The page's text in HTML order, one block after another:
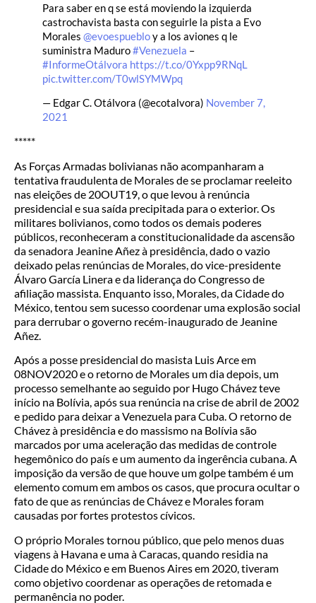
Para saber en q se está moviendo la izquierda
castrochavista basta con seguirle la pista a Evo
Morales @evoespuebloy a los aviones q le
suministra Maduro#Venezuela –
#InformeOtálvora https://t.co/0Yxpp9RNqL
pic.twitter.com/T0wlSYMWpq
— Edgar C. Otálvora (@ecotalvora) November 7,
2021
*****
As Forças Armadas bolivianas não acompanharam a
tentativa fraudulenta de Morales de se proclamar reeleito
nas eleições de 20OUT19, o que levou à renúncia
presidencial e sua saída precipitada para o exterior. Os
militares bolivianos, como todos os demais poderes
públicos, reconheceram a constitucionalidade da ascensão
da senadora Jeanine Añez à presidência, dado o vazio
deixado pelas renúncias de Morales, do vice-presidente
Álvaro García Linera e da liderança do Congresso de
afiliação massista. Enquanto isso, Morales, da Cidade do
México, tentou sem sucesso coordenar uma explosão social
para derrubar o governo recém-inaugurado de Jeanine
Añez.
Após a posse presidencial do masista Luis Arce em
08NOV2020 e o retorno de Morales um dia depois, um
processo semelhante ao seguido por Hugo Chávez teve
início na Bolívia, após sua renúncia na crise de abril de 2002
e pedido para deixar a Venezuela para Cuba. O retorno de
Chávez à presidência e do massismo na Bolívia são
marcados por uma aceleração das medidas de controle
hegemônico do país e um aumento da ingerência cubana. A
imposição da versão de que houve um golpe também é um
elemento comum em ambos os casos, que procura ocultar o
fato de que as renúncias de Chávez e Morales foram
causadas por fortes protestos cívicos.
O próprio Morales tornou público, que pelo menos duas
viagens à Havana e uma à Caracas, quando residia na
Cidade do México e em Buenos Aires em 2020, tiveram
como objetivo coordenar as operações de retomada e
permanência no poder.